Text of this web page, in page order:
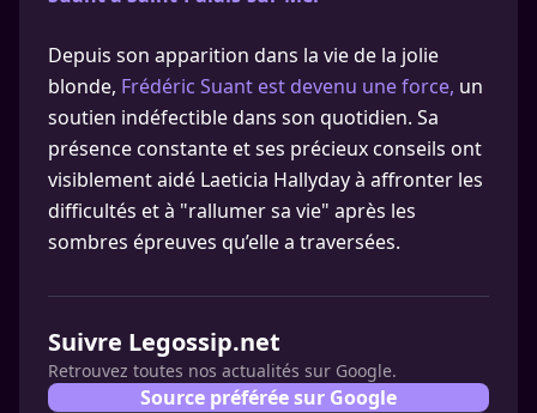
Depuis son apparition dans la vie de la jolie
blonde, Frédéric Suant est devenu une force, un
soutien indéfectible dans son quotidien. Sa
présence constante et ses précieux conseils ont
visiblement aidé Laeticia Hallyday à affronter les
difficultés et à "rallumer sa vie" après les
sombres épreuves qu’elle a traversées.
Suivre Legossip.net
Retrouvez toutes nos actualités sur Google.
Source préférée sur Google